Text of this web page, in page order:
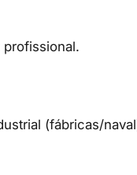
(fábricas/